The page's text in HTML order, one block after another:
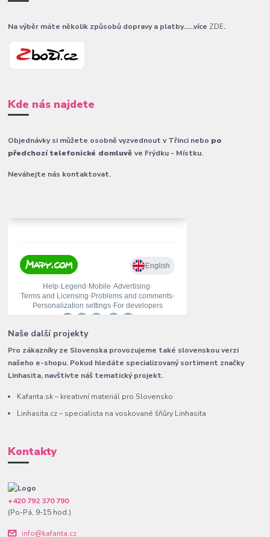
Na výběr máte několik způsobů dopravy a platby......více ZDE.
Kde nás najdete
Objednávky si můžete osobně vyzvednout v Třinci nebo po
předchozí telefonické domluvěve Frýdku - Místku.
Neváhejte nás kontaktovat.
Naše další projekty
Pro zákazníky ze Slovenska provozujeme také slovenskou verzi
našeho e-shopu. Pokud hledáte specializovaný sortiment značky
Linhasita, navštivte náš tematický projekt.
Kafanta.sk – kreativní materiál pro Slovensko
Linhasita.cz – specialista na voskované šňůry Linhasita
Kontakty
+420 792 370 790
(Po-Pá, 9-15 hod.)
info@kafanta.cz